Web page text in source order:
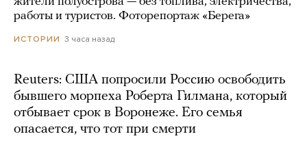
работы и туристов. Фоторепортаж «Берега»
ИСТОРИИ 3 часа назад
Reuters: США попросили Россию освободить
бывшего морпеха Роберта Гилмана, который
отбывает срок в Воронеже. Его семья
опасается, что тот при смерти